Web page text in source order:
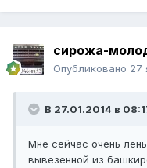
сирожа-
Опубликовано 27
В 27.01.2014 в
Мне сейчас очень
вывезенной из